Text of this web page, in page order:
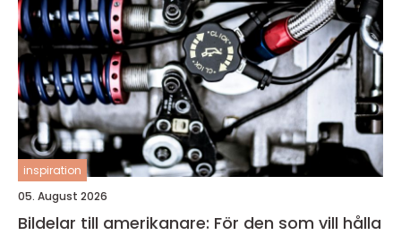
inspiration
05. August 2026
Bildelar till amerikanare: För den som vill hålla